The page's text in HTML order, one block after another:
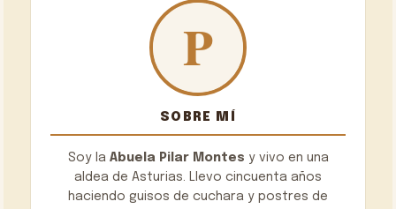
SOBRE MÍ
Soy la Abuela Pilar Montes y vivo en una
aldea de Asturias. Llevo cincuenta años
haciendo guisos de cuchara y postres de